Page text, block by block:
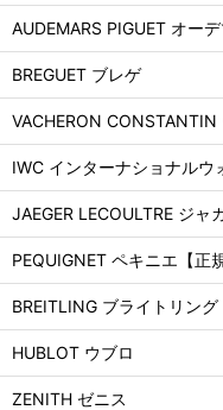
AUDEMARS PIGUET オー
BREGUET ブレゲ
VACHERON
IWC インターナショナルウ
JAEGER LECOULTRE ジャ
PEQUIGNET ペキニエ【正
BREITLING ブライトリング
HUBLOT ウブロ
ZENITH ゼニス